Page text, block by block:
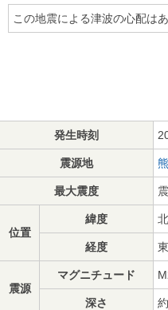
この地震による津波の心配はあ
発生時刻
震源地
最大震度
位置
緯度
経度
震源
マグニチュード
深さ